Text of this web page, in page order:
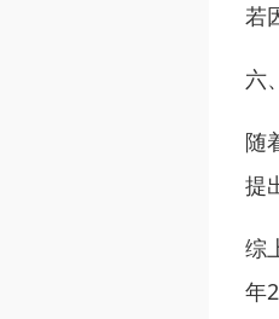
若
六
随
提
综
年